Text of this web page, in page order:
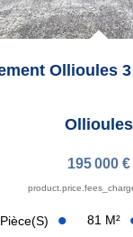
Ollioules
195 000 €
Pièce(s) 81 M²